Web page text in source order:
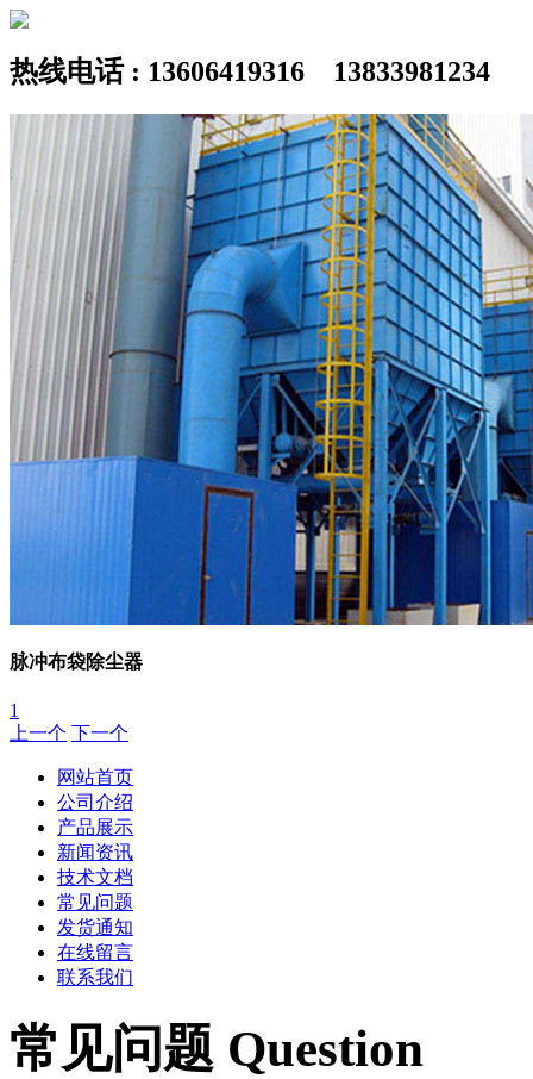
热线电话 : 13606419316 13833981234
脉冲布袋除尘器
1
上一个 下一个
网站首页
公司介绍
产品展示
新闻资讯
技术文档
常见问题
发货通知
在线留言
联系我们
常见问题 Question